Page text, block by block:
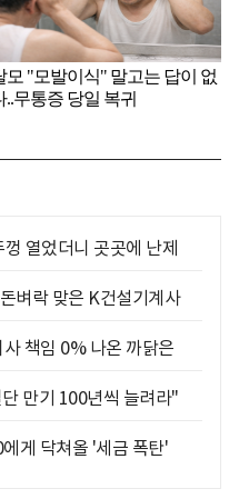
열었더니 곳곳에 난제
벼락 맞은 K건설기계사
책임 0% 나온 까닭은
만기 100년씩 늘려라"
게 닥쳐올 '세금 폭탄'